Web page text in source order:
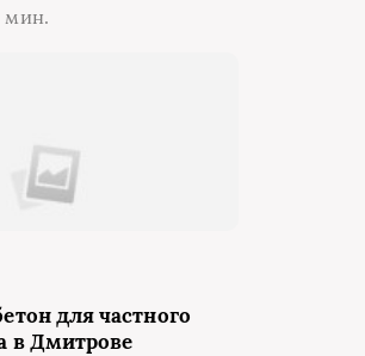
мин.
для частного
в Дмитрове